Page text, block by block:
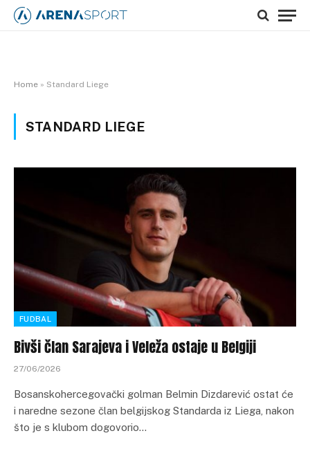
Home » Standard Liege
STANDARD LIEGE
FUDBAL
Bivši član Sarajeva i Veleža ostaje u Belgiji
27/06/2026
Bosanskohercegovački golman Belmin Dizdarević ostat će
i naredne sezone član belgijskog Standarda iz Liega, nakon
što je s klubom dogovorio…